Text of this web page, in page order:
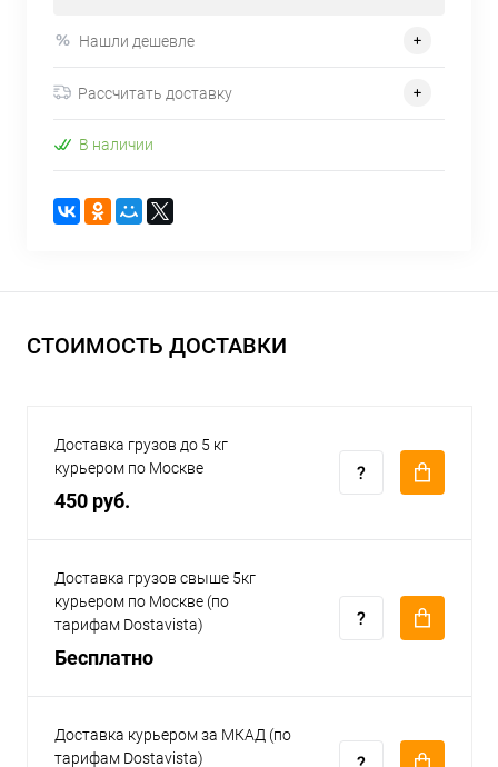
Нашли дешевле
Рассчитать доставку
В наличии
СТОИМОСТЬ ДОСТАВКИ
Доставка грузов до 5 кг
курьером по Москве
450 руб.
Доставка грузов свыше 5кг
курьером по Москве (по
тарифам Dostavista)
Бесплатно
Доставка курьером за МКАД (по
тарифам Dostavista)